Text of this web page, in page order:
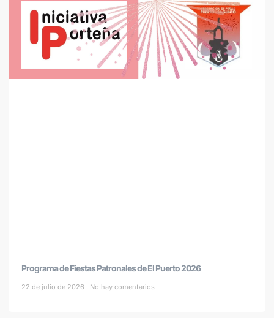
Programa de Fiestas Patronales de El Puerto 2026
22 de julio de 2026 No hay comentarios